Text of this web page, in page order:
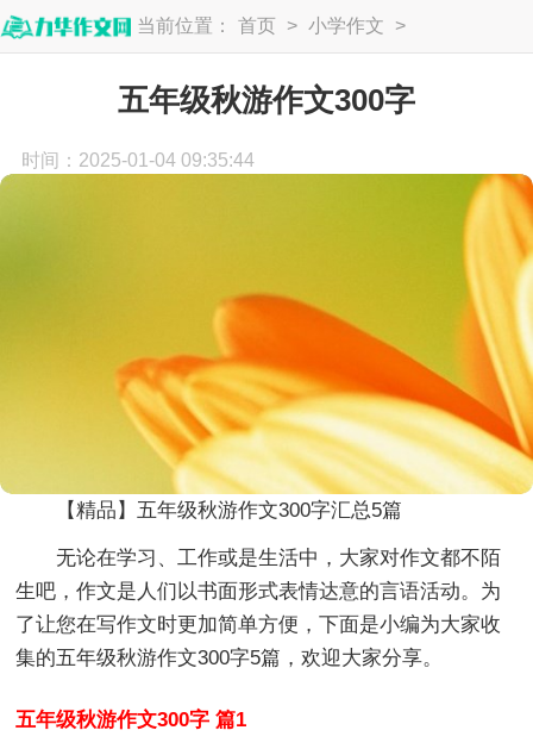
当前位置： 首页 > 小学作文 >
五年级秋游作文300字
时间：2025-01-04 09:35:44
【精品】五年级秋游作文300字汇总5篇
无论在学习、工作或是生活中，大家对作文都不陌
生吧，作文是人们以书面形式表情达意的言语活动。为
了让您在写作文时更加简单方便，下面是小编为大家收
集的五年级秋游作文300字5篇，欢迎大家分享。
五年级秋游作文300字 篇1